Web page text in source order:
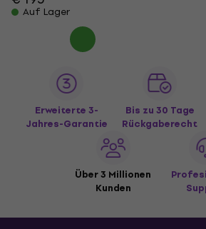
Auf Lager
Erweiterte 3-
Jahres-Garantie
Bis zu 30 Tage
Rückgaberecht
Über 3 Millionen
Kunden